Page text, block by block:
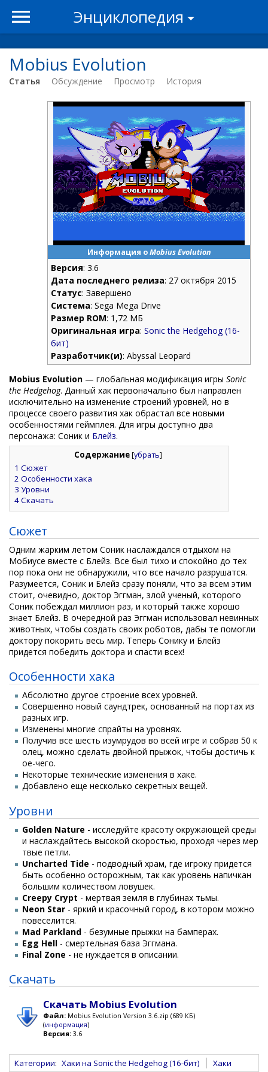
Энциклопедия
Mobius Evolution
Статья Обсуждение Просмотр История
Информация оMobius Evolution
Версия: 3.6
Дата последнего релиза: 27 октября 2015
Статус: Завершено
Система: Sega Mega Drive
Размер ROM: 1,72 МБ
Оригинальная игра: Sonic the Hedgehog (16-
бит)
Разработчик(и): Abyssal Leopard
Mobius Evolution — глобальная модификация игры Sonic
the Hedgehog. Данный хак первоначально был направлен
исключительно на изменение строений уровней, но в
процессе своего развития хак обрастал все новыми
особенностями геймплея. Для игры доступно два
персонажа: Соник и Блейз.
Содержание[убрать]
1 Сюжет
2 Особенности хака
3 Уровни
4Скачать
Сюжет
Одним жарким летом Соник наслаждался отдыхом на
Мобиусе вместе с Блейз. Все был тихо и спокойно до тех
пор пока они не обнаружили, что все начало разрушатся.
Разумеется, Соник и Блейз сразу поняли, что за всем этим
стоит, очевидно, доктор Эггман, злой ученый, которого
Соник побеждал миллион раз, и который также хорошо
знает Блейз. В очередной раз Эггман использовал невинных
животных, чтобы создать своих роботов, дабы те помогли
доктору покорить весь мир. Теперь Сонику и Блейз
придется победить доктора и спасти всех!
Особенности хака
Абсолютно другое строение всех уровней.
Совершенно новый саундтрек, основанный на портах из
разных игр.
Изменены многие спрайты на уровнях.
Получив все шесть изумрудов во всей игре и собрав 50 к
олец, можно сделать двойной прыжок, чтобы достичь к
ое-чего.
Некоторые технические изменения в хаке.
Добавлено еще несколько секретных вещей.
Уровни
Golden Nature - исследуйте красоту окружающей среды
и наслаждайтесь высокой скоростью, проходя через мер
твые петли.
Uncharted Tide - подводный храм, где игроку придется
быть особенно осторожным, так как уровень напичкан
большим количеством ловушек.
Creepy Crypt - мертвая земля в глубинах тьмы.
Neon Star - яркий и красочный город, в котором можно
повеселится.
Mad Parkland - безумные прыжки на бамперах.
Egg Hell - смертельная база Эггмана.
Final Zone - не нуждается в описании.
Скачать
Скачать Mobius Evolution
Файл: Mobius Evolution Version 3.6.zip (689 КБ)
(информация)
Версия: 3.6
Категории: Хаки на Sonic the Hedgehog (16-бит) Хаки